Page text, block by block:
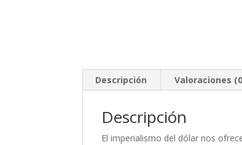
Descripción Valoraciones
Descripción
El imperialismo del dólar nos